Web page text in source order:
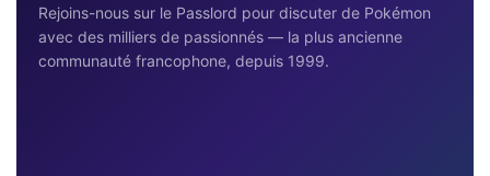
Rejoins-nous sur le Passlord pour discuter de Pokémon
avec des milliers de passionnés — la plus ancienne
communauté francophone, depuis 1999.